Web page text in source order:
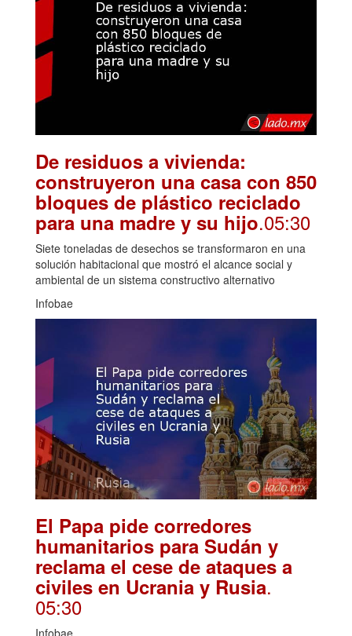
De residuos a vivienda:
construyeron una casa con 850
bloques de plástico reciclado
para una madre y su hijo.05:30
Siete toneladas de desechos se transformaron en una
solución habitacional que mostró el alcance social y
ambiental de un sistema constructivo alternativo
Infobae
El Papa pide corredores
humanitarios para Sudán y
reclama el cese de ataques a
civiles en Ucrania y Rusia.
05:30